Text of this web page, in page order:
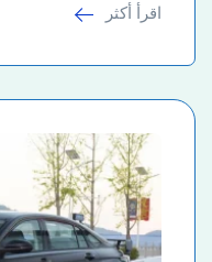
اقرأ أكثر